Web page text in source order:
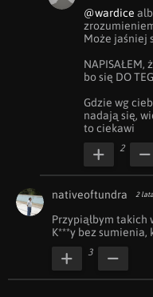
@wardice
Może jaśniej
NAPISAŁEM,
bo się DO
Gdzie wg
nadają się,
to ciekawi
2
nativeoftundra 2
Przypiąłbym takich
K***y bez sumienia,
3